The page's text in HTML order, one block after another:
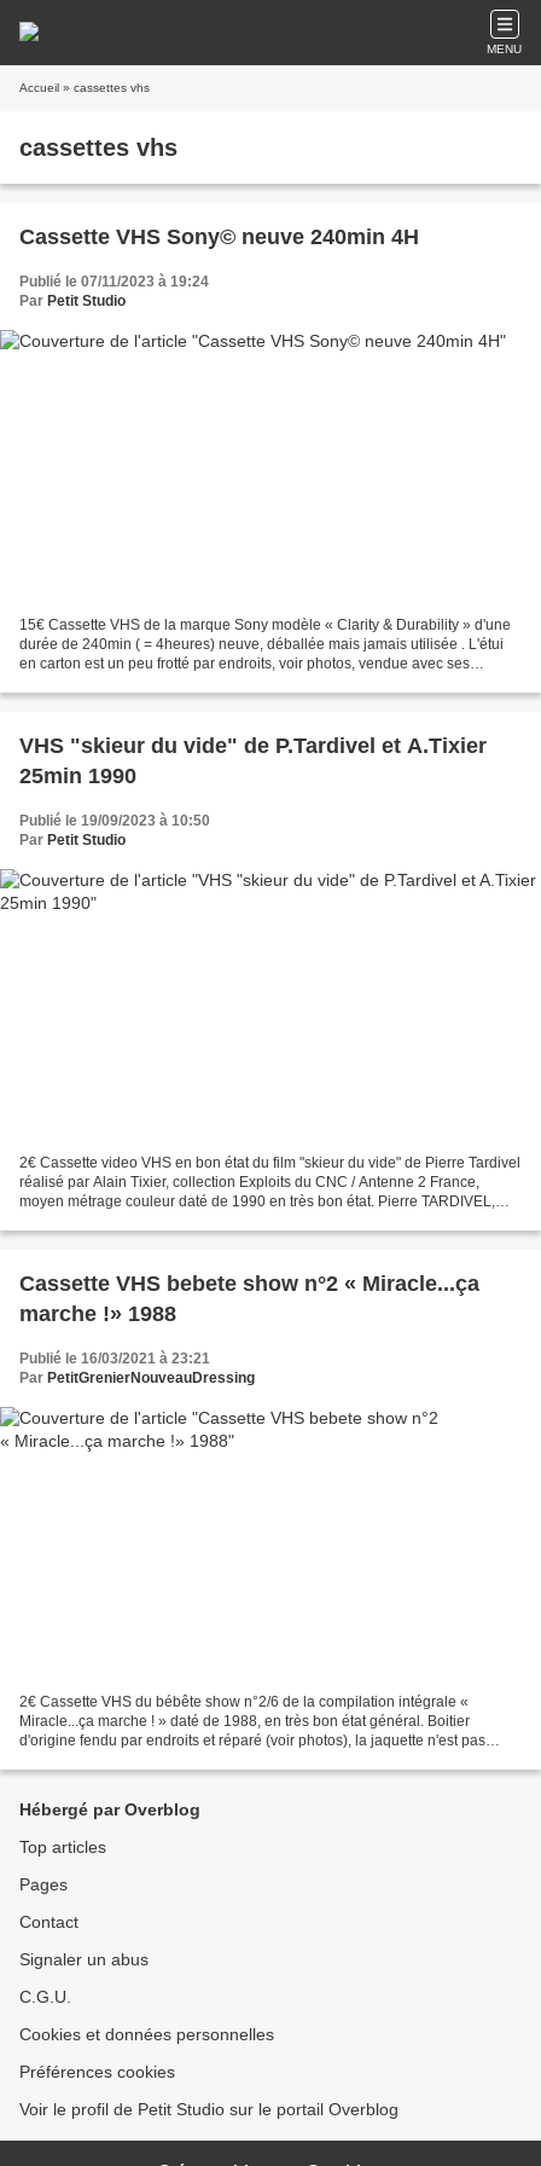
MENU
Accueil » cassettes vhs
cassettes vhs
Cassette VHS Sony© neuve 240min 4H
Publié le 07/11/2023 à 19:24
Par Petit Studio
15€ Cassette VHS de la marque Sony modèle « Clarity & Durability » d'une
durée de 240min ( = 4heures) neuve, déballée mais jamais utilisée . L'étui
en carton est un peu frotté par endroits, voir photos, vendue avec ses
VHS "skieur du vide" de P.Tardivel et A.Tixier
25min 1990
Publié le 19/09/2023 à 10:50
Par Petit Studio
2€ Cassette video VHS en bon état du film "skieur du vide" de Pierre Tardivel
réalisé par Alain Tixier, collection Exploits du CNC / Antenne 2 France,
moyen métrage couleur daté de 1990 en très bon état. Pierre TARDIVEL,
Cassette VHS bebete show n°2 « Miracle...ça
marche !» 1988
Publié le 16/03/2021 à 23:21
Par PetitGrenierNouveauDressing
2€ Cassette VHS du bébête show n°2/6 de la compilation intégrale «
Miracle...ça marche ! » daté de 1988, en très bon état général. Boitier
d'origine fendu par endroits et réparé (voir photos), la jaquette n'est pas
Hébergé par Overblog
Top articles
Pages
Contact
Signaler un abus
C.G.U.
Cookies et données personnelles
Préférences cookies
Voir le profil de Petit Studio sur le portail Overblog